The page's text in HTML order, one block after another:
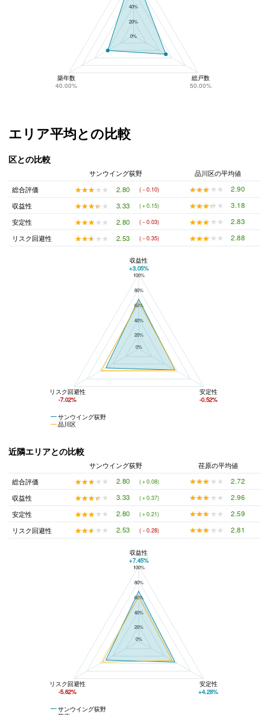
40%
20%
0%
築年数
40.00%
総戸数
50.00%
エリア平均との比較
区との比較
サンウイング荻野
品川区の平均値
総合評価
★★★★★
★★★★★ 2.80 (－0.10) ★★★★★
★★★★★
2.90
収益性
★★★★★
★★★★★ 3.33 (＋0.15) ★★★★★
★★★★★
3.18
安定性
★★★★★
★★★★★ 2.80 (－0.03) ★★★★★
★★★★★
2.83
リスク回避性
★★★★★
★★★★★ 2.53 (－0.35) ★★★★★
★★★★★ 2.88
サンウイング荻野と品川区の平均値の総合評価の比較
100%
80%
60%
40%
20%
0%
サンウイング荻野
品川区
収益性
+3.05%
リスク回避性
-7.02%
安定性
-0.52%
近隣エリアとの比較
サンウイング荻野
荏原の平均値
総合評価
★★★★★
★★★★★ 2.80 (＋0.08) ★★★★★
★★★★★
2.72
収益性
★★★★★
★★★★★ 3.33 (＋0.37) ★★★★★
★★★★★
2.96
安定性
★★★★★
★★★★★ 2.80 (＋0.21) ★★★★★
★★★★★
2.59
リスク回避性
★★★★★
★★★★★ 2.53 (－0.28) ★★★★★
★★★★★ 2.81
サンウイング荻野と荏原の平均値の総合評価の比較
100%
80%
60%
40%
20%
0%
サンウイング荻野
収益性
+7.45%
リスク回避性
-5.62%
安定性
+4.28%